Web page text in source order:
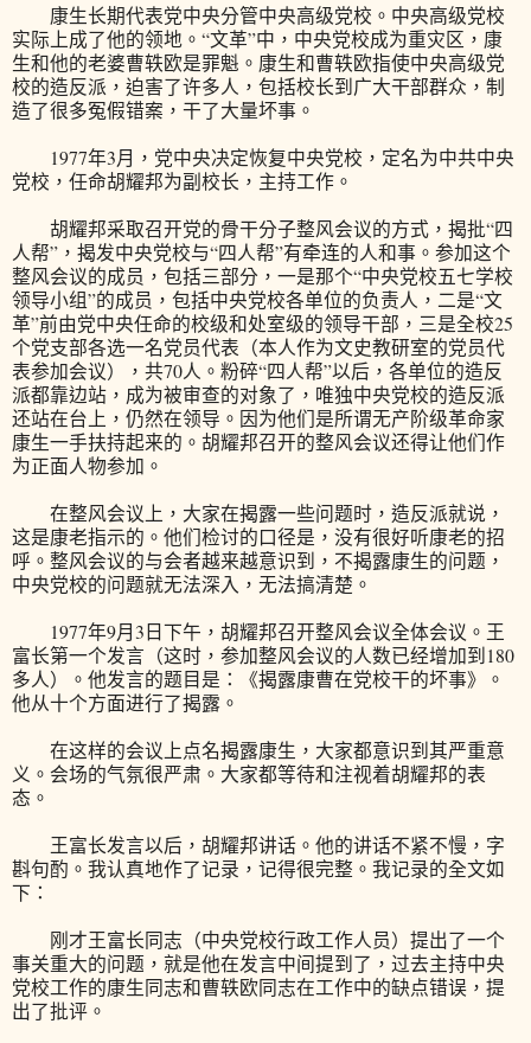
康生长期代表党中央分管中央高级党校。中央高级党校
实际上成了他的领地。“文革”中，中央党校成为重灾区，康
生和他的老婆曹轶欧是罪魁。康生和曹轶欧指使中央高级党
校的造反派，迫害了许多人，包括校长到广大干部群众，制
造了很多冤假错案，干了大量坏事。
1977年3月，党中央决定恢复中央党校，定名为中共中央
党校，任命胡耀邦为副校长，主持工作。
胡耀邦采取召开党的骨干分子整风会议的方式，揭批“四
人帮”，揭发中央党校与“四人帮”有牵连的人和事。参加这个
整风会议的成员，包括三部分，一是那个“中央党校五七学校
领导小组”的成员，包括中央党校各单位的负责人，二是“文
革”前由党中央任命的校级和处室级的领导干部，三是全校25
个党支部各选一名党员代表（本人作为文史教研室的党员代
表参加会议），共70人。粉碎“四人帮”以后，各单位的造反
派都靠边站，成为被审查的对象了，唯独中央党校的造反派
还站在台上，仍然在领导。因为他们是所谓无产阶级革命家
康生一手扶持起来的。胡耀邦召开的整风会议还得让他们作
为正面人物参加。
在整风会议上，大家在揭露一些问题时，造反派就说，
这是康老指示的。他们检讨的口径是，没有很好听康老的招
呼。整风会议的与会者越来越意识到，不揭露康生的问题，
中央党校的问题就无法深入，无法搞清楚。
1977年9月3日下午，胡耀邦召开整风会议全体会议。王
富长第一个发言（这时，参加整风会议的人数已经增加到180
多人）。他发言的题目是：《揭露康曹在党校干的坏事》。
他从十个方面进行了揭露。
在这样的会议上点名揭露康生，大家都意识到其严重意
义。会场的气氛很严肃。大家都等待和注视着胡耀邦的表
态。
王富长发言以后，胡耀邦讲话。他的讲话不紧不慢，字
斟句酌。我认真地作了记录，记得很完整。我记录的全文如
下：
刚才王富长同志（中央党校行政工作人员）提出了一个
事关重大的问题，就是他在发言中间提到了，过去主持中央
党校工作的康生同志和曹轶欧同志在工作中的缺点错误，提
出了批评。